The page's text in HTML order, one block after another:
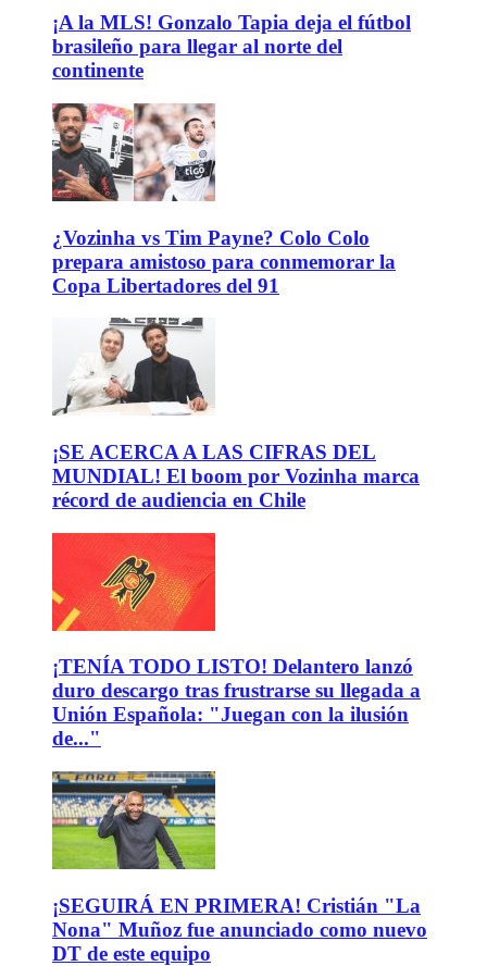
¡A la MLS! Gonzalo Tapia deja el fútbol
brasileño para llegar al norte del
continente
¿Vozinha vs Tim Payne? Colo Colo
prepara amistoso para conmemorar la
Copa Libertadores del 91
¡SE ACERCA A LAS CIFRAS DEL
MUNDIAL! El boom por Vozinha marca
récord de audiencia en Chile
¡TENÍA TODO LISTO! Delantero lanzó
duro descargo tras frustrarse su llegada a
Unión Española: "Juegan con la ilusión
de..."
¡SEGUIRÁ EN PRIMERA! Cristián "La
Nona" Muñoz fue anunciado como nuevo
DT de este equipo